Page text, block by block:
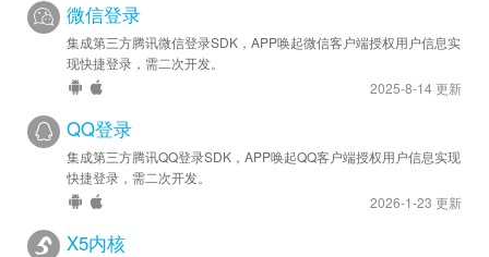
微信登录
集成第三方腾讯微信登录SDK，APP唤起微信客户端授权用户信息实
现快捷登录，需二次开发。
2025-8-14 更新
QQ登录
集成第三方腾讯QQ登录SDK，APP唤起QQ客户端授权用户信息实现
快捷登录，需二次开发。
2026-1-23 更新
X5内核